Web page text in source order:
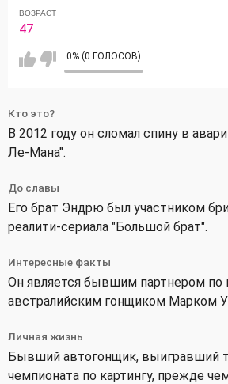
ВОЗРАСТ
47
0% (0 ГОЛОСОВ)
Кто это?
В 2012 году он сломал спину в
Ле-Мана".
До славы
Его брат Эндрю был участником
реалити-сериала "Большой брат".
Интересные факты
Он является бывшим партнером по
австралийским гонщиком Марком
Личная жизнь
Бывший автогонщик, выигравший
чемпионата по картингу, прежде